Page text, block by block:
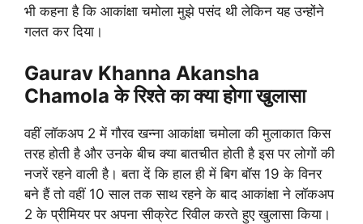
भी कहना है कि आकांक्षा चमोला मुझे पसंद थी लेकिन यह उन्होंने
गलत कर दिया।
Gaurav Khanna Akansha
Chamola के रिश्ते का क्या होगा खुलासा
वहीं लॉकअप 2 में गौरव खन्ना आकांक्षा चमोला की मुलाकात किस
तरह होती है और उनके बीच क्या बातचीत होती है इस पर लोगों की
नजरें रहने वाली है। बता दें कि हाल ही में बिग बॉस 19 के विनर
बने हैं तो वहीं 10 साल तक साथ रहने के बाद आकांक्षा ने लॉकअप
2 के प्रीमियर पर अपना सीक्रेट रिवील करते हुए खुलासा किया।